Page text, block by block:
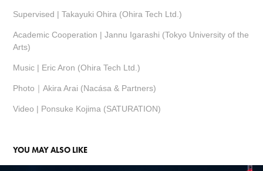
Supervised | Takayuki Ohira (Ohira Tech Ltd.)
Academic Cooperation | Jannu Igarashi (Tokyo University of the
Arts)
Music | Eric Aron (Ohira Tech Ltd.)
Photo｜Akira Arai (Nacása & Partners)
Video | Ponsuke Kojima (SATURATION)
YOU MAY ALSO LIKE